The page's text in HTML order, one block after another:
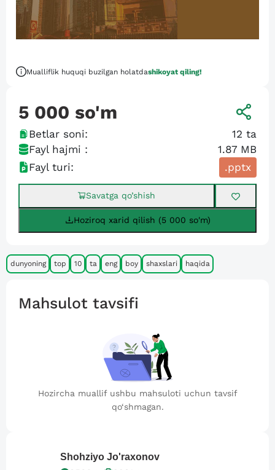
Mualliflik huquqi buzilgan holatdashikoyat qiling!
5 000 so'm
Betlar soni: 12 ta
Fayl hajmi :
1.87 MB
Fayl turi:
.pptx
Savatga qo’shish
Hoziroq xarid qilish (5 000 so'm)
dunyoning top 10 ta eng boy shaxslari haqida
Mahsulot tavsifi
Hozircha muallif ushbu mahsuloti uchun tavsif
qo‘shmagan.
Shohziyo Jo'raxonov